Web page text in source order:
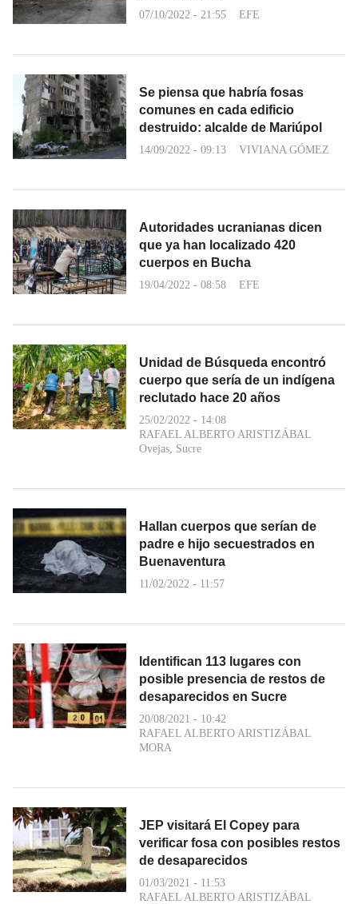
07/10/2022 - 21:55 EFE
Se piensa que habría fosas
comunes en cada edificio
destruido: alcalde de Mariúpol
14/09/2022 - 09:13 VIVIANA GÓMEZ
Autoridades ucranianas dicen
que ya han localizado 420
cuerpos en Bucha
19/04/2022 - 08:58 EFE
Unidad de Búsqueda encontró
cuerpo que sería de un indígena
reclutado hace 20 años
25/02/2022 - 14:08
RAFAEL ALBERTO ARISTIZÁBAL
Ovejas, Sucre
Hallan cuerpos que serían de
padre e hijo secuestrados en
Buenaventura
11/02/2022 - 11:57
Identifican 113 lugares con
posible presencia de restos de
desaparecidos en Sucre
20/08/2021 - 10:42
RAFAEL ALBERTO ARISTIZÁBAL
MORA
JEP visitará El Copey para
verificar fosa con posibles restos
de desaparecidos
01/03/2021 - 11:53
RAFAEL ALBERTO ARISTIZÁBAL